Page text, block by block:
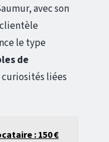
avec son
le type
de
liées
: 150 €